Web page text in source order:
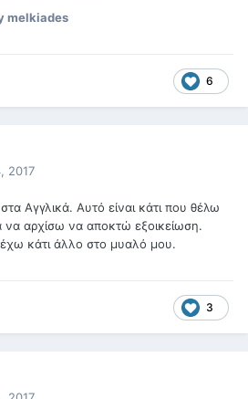
melkiades
6
2017
Αγγλικά. Αυτό είναι κάτι που θέλω
αρχίσω να αποκτώ εξοικείωση.
κάτι άλλο στο μυαλό μου.
3